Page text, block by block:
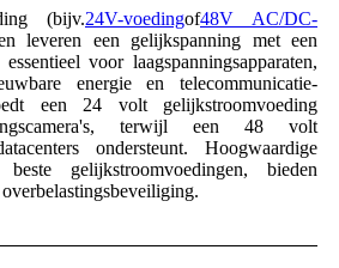
(bijv.24V-voedingof48V AC/DC-
leveren een gelijkspanning met een
voor laagspanningsapparaten,
energie en telecommunicatie-
een 24 volt gelijkstroomvoeding
terwijl een 48 volt
ondersteunt. Hoogwaardige
gelijkstroomvoedingen, bieden